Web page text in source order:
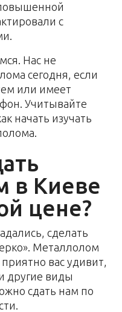
с
Нас не
сегодня, если
или имеет
Учитывайте
начать изучать
в Киеве
цене?
сделать
Металлолом
вас удивит,
другие виды
сдать нам по